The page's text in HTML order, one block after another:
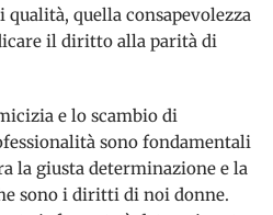
quella consapevolezza
il diritto alla parità di
e lo scambio di
sono fondamentali
la giusta determinazione e la
sono i diritti di noi donne.